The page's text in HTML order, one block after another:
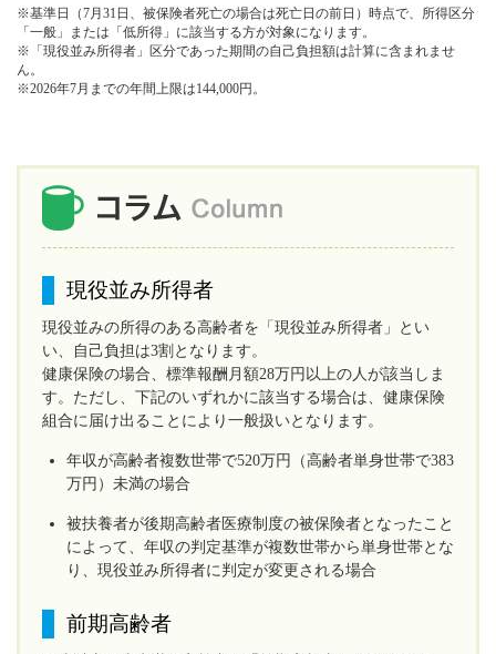
※基準日（7月31日、被保険者死亡の場合は死亡日の前日）時点で、所得区分
「一般」または「低所得」に該当する方が対象になります。
※「現役並み所得者」区分であった期間の自己負担額は計算に含まれませ
ん。
※2026年7月までの年間上限は144,000円。
現役並み所得者
現役並みの所得のある高齢者を「現役並み所得者」とい
い、自己負担は3割となります。
健康保険の場合、標準報酬月額28万円以上の人が該当しま
す。ただし、下記のいずれかに該当する場合は、健康保険
組合に届け出ることにより一般扱いとなります。
年収が高齢者複数世帯で520万円（高齢者単身世帯で383
万円）未満の場合
被扶養者が後期高齢者医療制度の被保険者となったこと
によって、年収の判定基準が複数世帯から単身世帯とな
り、現役並み所得者に判定が変更される場合
前期高齢者